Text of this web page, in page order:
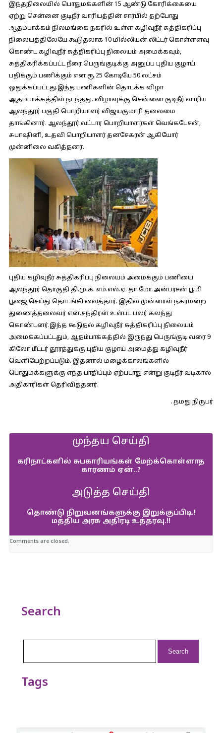
இந்தநிலையில் பொதுமக்களின் 15 ஆண்டு கோரிக்கையை
ஏற்று சென்னை குடிநீர் வாரியத்தின் சார்பில் தற்போது
ஆதம்பாக்கம் நிலமங்கை நகரில் உள்ள கழிவுநீர் சுத்திகரிப்பு
நிலையத்திலேயே கூடுதலாக 10 மில்லியன் லிட்டர் கொள்ளளவு
கொண்ட கழிவுநீர் சுத்திகரிப்பு நிலையம் அமைக்கவும்,
சுத்திகரிக்கப்பட்ட நீரை பெருங்குடிக்கு அனுப்ப புதிய குழாய்
பதிக்கும் பணிக்கும் என ரூ.25 கோடியே 50 லட்சம்
ஒதுக்கப்பட்டது.இந்த பணிகளின் தொடக்க விழா
ஆதம்பாக்கத்தில் நடந்தது. விழாவுக்கு சென்னை குடிநீர் வாரிய
ஆலந்தூர் பகுதி பொறியாளர் விஜயகுமாரி தலைமை
தாங்கினார். ஆலந்தூர் வட்டார பொறியாளர்கள் வெங்கடேசன்,
சுபாஷினி, உதவி பொறியாளர் தனசேகரன் ஆகியோர்
முன்னிலை வகித்தனர்.
புதிய கழிவுநீர் சுத்திகரிப்பு நிலையம் அமைக்கும் பணியை
ஆலந்தூர் தொகுதி தி.மு.க. எம்.எல்.ஏ. தா.மோ.அன்பரசன் பூமி
பூஜை செய்து தொடங்கி வைத்தார். இதில் முன்னாள் நகரமன்ற
துணைத்தலைவர் என்.சந்திரன் உள்பட பலர் கலந்து
கொண்டனர்.இந்த கூடுதல் கழிவுநீர் சுத்திகரிப்பு நிலையம்
அமைக்கப்பட்டதும், ஆதம்பாக்கத்தில் இருந்து பெருங்குடி வரை 9
கிலோ மீட்டர் தூரத்துக்கு புதிய குழாய் அமைத்து கழிவுநீர்
வெளியேற்றப்படும். இதனால் மழைக்காலங்களில்
பொதுமக்களுக்கு எந்த பாதிப்பும் ஏற்படாது என்று குடிநீர் வடிகால்
அதிகாரிகள் தெரிவித்தனர்.
..நமது நிருபர்
முந்தய செய்தி
கரிநாட்களில் சுபகாரியங்கள் மேற்க்கொள்ளாத
காரணம் ஏன்..?
அடுத்த செய்தி
தொண்டு நிறுவனங்களுக்கு இறுக்குப்பிடி.!
மத்திய அரசு அதிரடி உத்தரவு.!!
Comments are closed.
Search
Tags